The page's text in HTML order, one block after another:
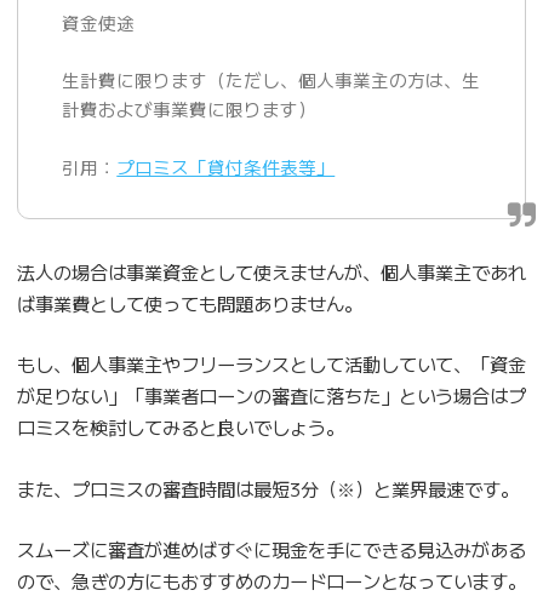
資金使途
生計費に限ります（ただし、個人事業主の方は、生
計費および事業費に限ります）
引用： プロミス「貸付条件表等」
法人の場合は事業資金として使えませんが、個人事業主であれ
ば事業費として使っても問題ありません。
もし、個人事業主やフリーランスとして活動していて、「資金
が足りない」「事業者ローンの審査に落ちた」という場合はプ
ロミスを検討してみると良いでしょう。
また、プロミスの審査時間は最短3分（※）と業界最速です。
スムーズに審査が進めばすぐに現金を手にできる見込みがある
ので、急ぎの方にもおすすめのカードローンとなっています。